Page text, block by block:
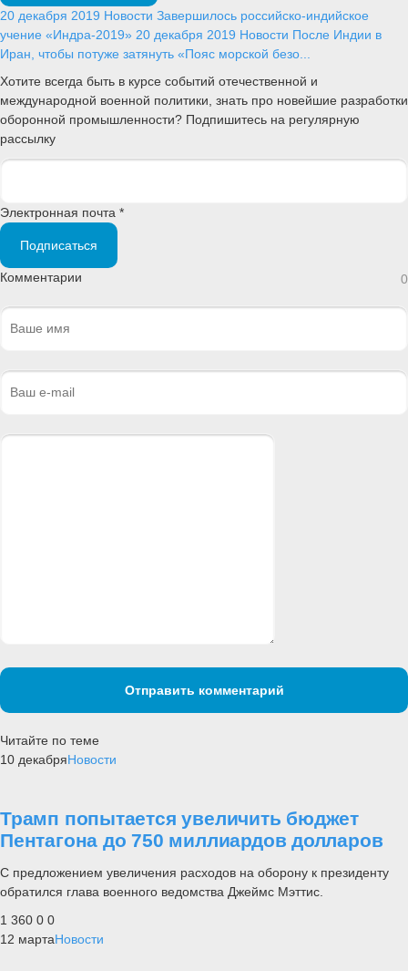
20 декабря 2019 Новости Завершилось российско-индийское
учение «Индра-2019» 20 декабря 2019 Новости После Индии в
Иран, чтобы потуже затянуть «Пояс морской безо...
Хотите всегда быть в курсе событий отечественной и
международной военной политики, знать про новейшие разработки
оборонной промышленности? Подпишитесь на регулярную
рассылку
Электронная почта *
Подписаться
Комментарии 0
Отправить комментарий
Читайте по теме
10 декабряНовости
Трамп попытается увеличить бюджет
Пентагона до 750 миллиардов долларов
С предложением увеличения расходов на оборону к президенту
обратился глава военного ведомства Джеймс Мэттис.
1 360 0 0
12 мартаНовости